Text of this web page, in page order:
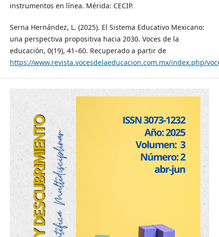
instrumentos en línea. Mérida: CECIP.
Serna Hernández, L. (2025). El Sistema Educativo Mexicano:
una perspectiva propositiva hacia 2030. Voces de la
educación, 0(19), 41–60. Recuperado a partir de
https://www.revista.vocesdelaeducacion.com.mx/index.php/